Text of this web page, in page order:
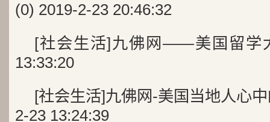
(0) 2019-2-23 20:46:32
[社会生活]九佛网——美国留学
13:33:20
[社会生活]九佛网-美国当地人心
2-23 13:24:39